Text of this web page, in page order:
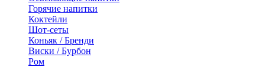
Горячие напитки
Коктейли
Шот-сеты
Коньяк / Бренди
Виски / Бурбон
Ром